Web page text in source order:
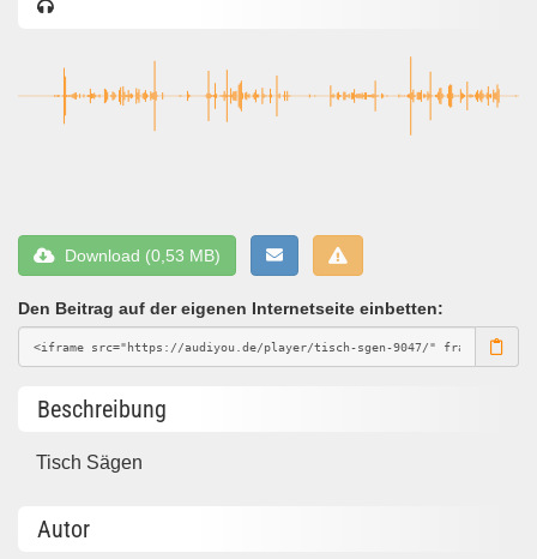
Download (0,53 MB)
Den Beitrag auf der eigenen Internetseite einbetten:
Beschreibung
Tisch Sägen
Autor